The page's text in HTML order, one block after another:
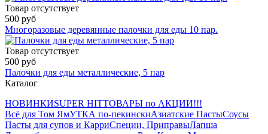
Товар отсутствует
500 руб
Многоразовые деревянные палочки для еды 10 пар.
Товар отсутствует
500 руб
Палочки для еды металлические, 5 пар
Каталог
НОВИНКИSUPER HITТОВАРЫ по АКЦИИ!!!
Всё для Том ЯмУТКА по-пекинскиАзиатские ПастыСоусы
Пасты для супов и КарриСпеции, ПриправыЛапша